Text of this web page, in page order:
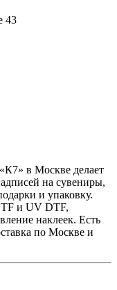
43
в Москве делает
на сувениры,
и упаковку.
и UV DTF,
наклеек. Есть
по Москве и